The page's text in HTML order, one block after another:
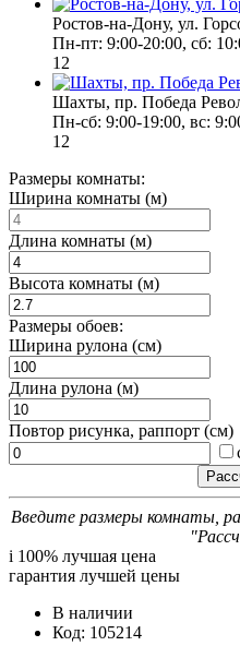
Ростов-на-Дону, ул.
Пн-пт: 9:00-20:00, сб:
12
Шахты, пр. Победа
Пн-сб: 9:00-19:00, вс:
12
Размеры комнаты:
Ширина комнаты (м)
Длина комнаты (м)
Высота комнаты (м)
Размеры обоев:
Ширина рулона (см)
Длина рулона (м)
Повтор рисунка, раппорт (см)
Введите размеры комнаты,
i 100% лучшая цена
гарантия лучшей цены
В наличии
Код: 105214